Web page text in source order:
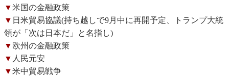
▼米国の金融政策
▼ 日米貿易協議(持ち越しで9月中に再開予定、トランプ大統
領が「次は日本だ」と名指し)
▼ 欧州の金融政策
▼ 人民元安
▼米中貿易戦争